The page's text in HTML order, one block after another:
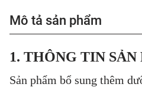
Mô tả sản phẩm
1. THÔNG TIN SẢN
Sản phẩm bổ sung thêm